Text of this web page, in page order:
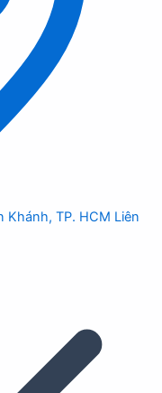
Khánh, TP. HCM Liên